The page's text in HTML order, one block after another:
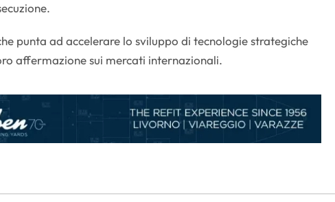
punta ad accelerare lo sviluppo di tecnologie strategiche
affermazione sui mercati internazionali.